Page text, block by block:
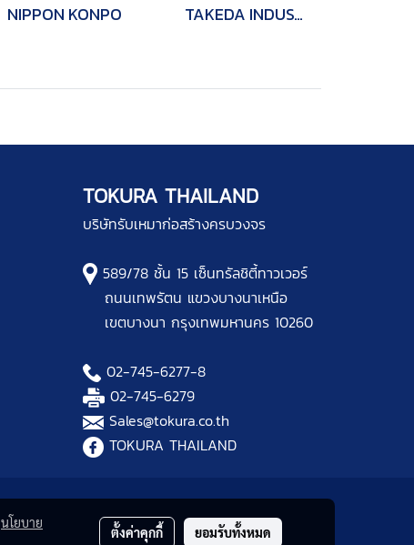
NIPPON KONPO TAKEDA INDUSTRY
TOKURA THAILAND
บริษัทรับเหมาก่อสร้างครบวงจร
589/78 ชั้น 15 เซ็นทรัลชิตี้ทาวเวอร์
ถนนเทพรัตน แขวงบางนาเหนือ
เขตบางนา กรุงเทพมหานคร 10260
02-745-6277-8
02-745-6279
Sales@tokura.co.th
TOKURA THAILAND
นโยบาย
ตั้งค่าคุกกี้ ยอมรับทั้งหมด